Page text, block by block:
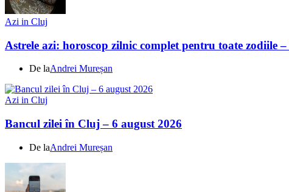
Azi in Cluj
Astrele azi: horoscop zilnic complet pentru toate zodiile
De laAndrei Mureșan
Azi in Cluj
Bancul zilei în Cluj – 6 august 2026
De laAndrei Mureșan